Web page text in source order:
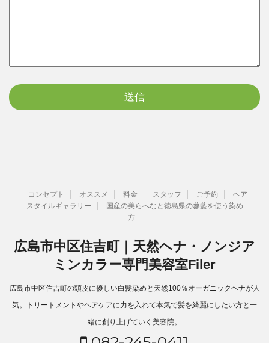
コンセプト オススメ 料金 スタッフ ご予約
ヘア
スタイルギャラリー
国産の美らへなと徳島県の蓼藍を使う染め
方
広島市中区住吉町｜天然ヘナ・ノンジア
ミンカラー専門美容室Filer
広島市中区住吉町の頭皮に優しい白髪染めと天然100％オーガニックヘナが人
気。トリートメントやヘアケアに力を入れて本気で髪を綺麗にしたい方と一
緒に創り上げていく美容院。